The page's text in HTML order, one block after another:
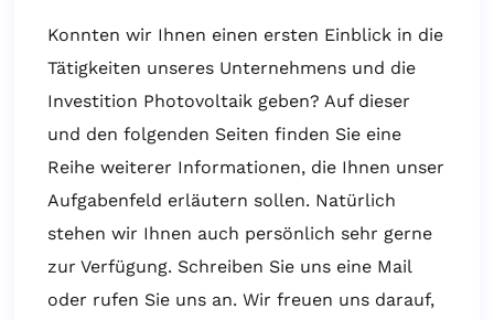
Konnten wir Ihnen einen ersten Einblick in die
Tätigkeiten unseres Unternehmens und die
Investition Photovoltaik geben? Auf dieser
und den folgenden Seiten finden Sie eine
Reihe weiterer Informationen, die Ihnen unser
Aufgabenfeld erläutern sollen. Natürlich
stehen wir Ihnen auch persönlich sehr gerne
zur Verfügung. Schreiben Sie uns eine Mail
oder rufen Sie uns an. Wir freuen uns darauf,